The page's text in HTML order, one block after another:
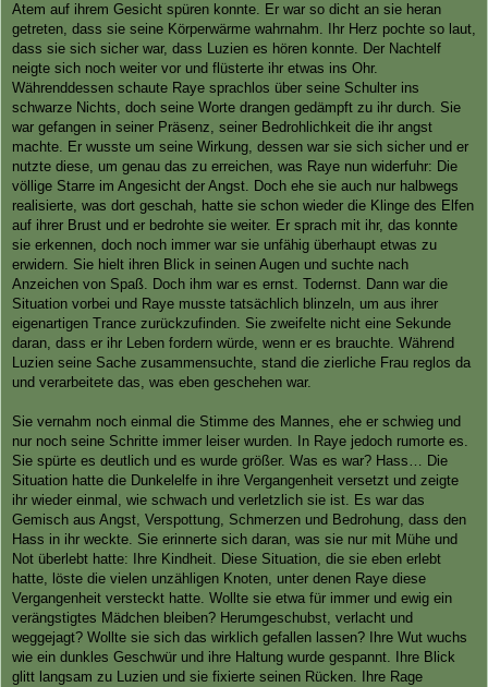
Atem auf ihrem Gesicht spüren konnte. Er war so dicht an sie heran
getreten, dass sie seine Körperwärme wahrnahm. Ihr Herz pochte so laut,
dass sie sich sicher war, dass Luzien es hören konnte. Der Nachtelf
neigte sich noch weiter vor und flüsterte ihr etwas ins Ohr.
Währenddessen schaute Raye sprachlos über seine Schulter ins
schwarze Nichts, doch seine Worte drangen gedämpft zu ihr durch. Sie
war gefangen in seiner Präsenz, seiner Bedrohlichkeit die ihr angst
machte. Er wusste um seine Wirkung, dessen war sie sich sicher und er
nutzte diese, um genau das zu erreichen, was Raye nun widerfuhr: Die
völlige Starre im Angesicht der Angst. Doch ehe sie auch nur halbwegs
realisierte, was dort geschah, hatte sie schon wieder die Klinge des Elfen
auf ihrer Brust und er bedrohte sie weiter. Er sprach mit ihr, das konnte
sie erkennen, doch noch immer war sie unfähig überhaupt etwas zu
erwidern. Sie hielt ihren Blick in seinen Augen und suchte nach
Anzeichen von Spaß. Doch ihm war es ernst. Todernst. Dann war die
Situation vorbei und Raye musste tatsächlich blinzeln, um aus ihrer
eigenartigen Trance zurückzufinden. Sie zweifelte nicht eine Sekunde
daran, dass er ihr Leben fordern würde, wenn er es brauchte. Während
Luzien seine Sache zusammensuchte, stand die zierliche Frau reglos da
und verarbeitete das, was eben geschehen war.
Sie vernahm noch einmal die Stimme des Mannes, ehe er schwieg und
nur noch seine Schritte immer leiser wurden. In Raye jedoch rumorte es.
Sie spürte es deutlich und es wurde größer. Was es war? Hass… Die
Situation hatte die Dunkelelfe in ihre Vergangenheit versetzt und zeigte
ihr wieder einmal, wie schwach und verletzlich sie ist. Es war das
Gemisch aus Angst, Verspottung, Schmerzen und Bedrohung, dass den
Hass in ihr weckte. Sie erinnerte sich daran, was sie nur mit Mühe und
Not überlebt hatte: Ihre Kindheit. Diese Situation, die sie eben erlebt
hatte, löste die vielen unzähligen Knoten, unter denen Raye diese
Vergangenheit versteckt hatte. Wollte sie etwa für immer und ewig ein
verängstigtes Mädchen bleiben? Herumgeschubst, verlacht und
weggejagt? Wollte sie sich das wirklich gefallen lassen? Ihre Wut wuchs
wie ein dunkles Geschwür und ihre Haltung wurde gespannt. Ihre Blick
glitt langsam zu Luzien und sie fixierte seinen Rücken. Ihre Rage